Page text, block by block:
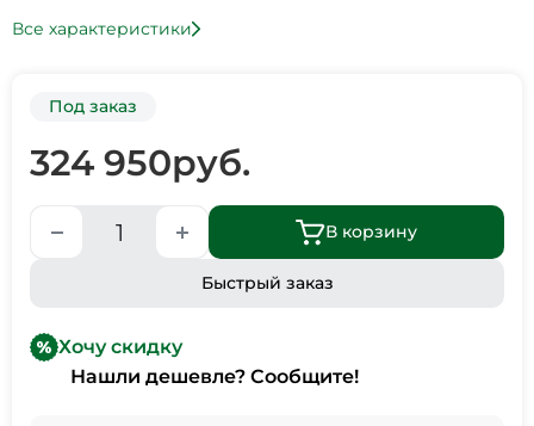
Все характеристики
Под заказ
324 950руб.
В корзину
Быстрый заказ
Хочу скидку
Нашли дешевле? Сообщите!